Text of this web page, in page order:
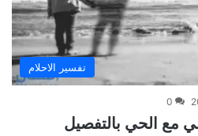
تفسير الاحلام
0
مع الحي بالتفصيل